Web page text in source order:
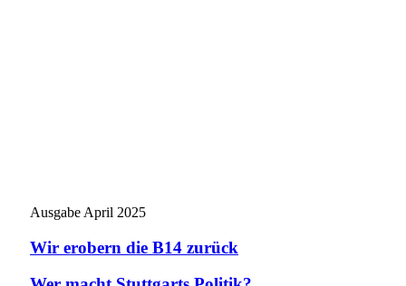
Ausgabe April 2025
Wir erobern die B14 zurück